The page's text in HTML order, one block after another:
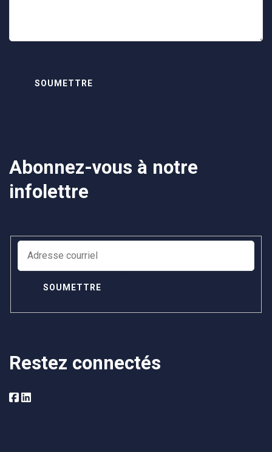
Abonnez-vous à notre
infolettre
Restez connectés